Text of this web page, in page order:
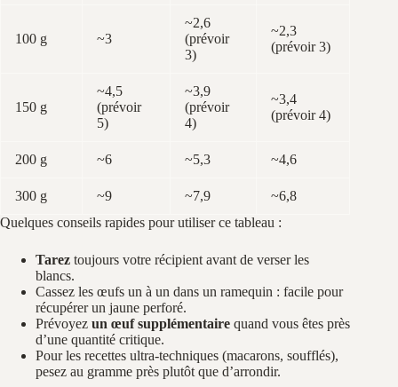
100 g ~3
~2,6
(prévoir
3)
~2,3
(prévoir 3)
150 g
~4,5
(prévoir
5)
~3,9
(prévoir
4)
~3,4
(prévoir 4)
200 g ~6 ~5,3 ~4,6
300 g ~9 ~7,9
~6,8
Quelques conseils rapides pour utiliser ce tableau :
Tarez toujours votre récipient avant de verser les
blancs.
Cassez les œufs un à un dans un ramequin : facile pour
récupérer un jaune perforé.
Prévoyez un œuf supplémentaire quand vous êtes près
d’une quantité critique.
Pour les recettes ultra‑techniques (macarons, soufflés),
pesez au gramme près plutôt que d’arrondir.